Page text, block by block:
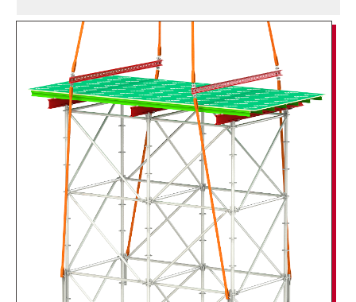
人力即可快速完成组装。体系核心的智能早拆方案，
能显著提升模板周转效率，从而实现材料与人工成本
的双重优化，较传统支撑体系性价比尤为突出。
桥梁施工的挑战各异——无论是跨度、工序，还是复
杂的地形与周边环境，都直接影响着模架方案的选
择。方易模桥梁模板体系（Finebridge Forming
System），深度洞察这些需求，以成熟的方易鼎
M60支撑体系为坚实基础，通过巧妙的模块化集成，
仅用少量专用部件扩展，便能精准匹配多样化的现浇
工况。